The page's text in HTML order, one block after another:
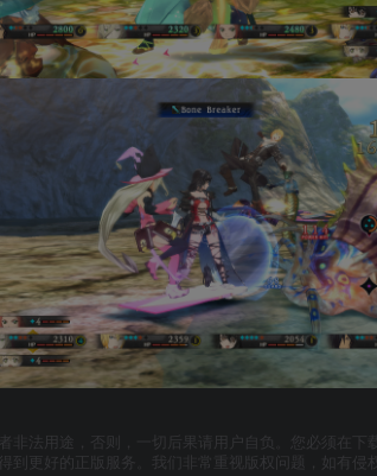
法用途，否则，一切后果请用户自负。您必须在下
更好的正版服务。我们非常重视版权问题，如有侵